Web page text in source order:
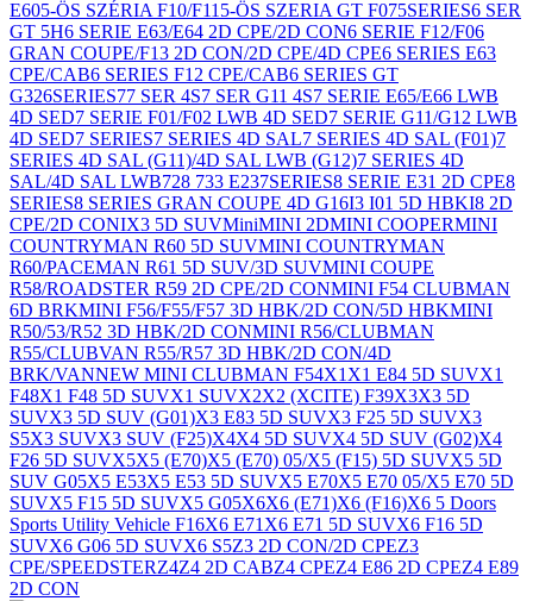
E605-ÖS SZÉRIA F10/F11 5-ÖS SZERIA GT F075SERIES6 SER
GT 5H6 SERIE E63/E64 2D CPE/2D CON6 SERIE F12/F06
GRAN COUPE/F13 2D CON/2D CPE/4D CPE6 SERIES E63
CPE/CAB6 SERIES F12 CPE/CAB6 SERIES GT
G326SERIES77 SER 4S7 SER G11 4S7 SERIE E65/E66 LWB
4D SED7 SERIE F01/F02 LWB 4D SED7 SERIE G11/G12 LWB
4D SED7 SERIES7 SERIES 4D SAL7 SERIES 4D SAL (F01)7
SERIES 4D SAL (G11)/4D SAL LWB (G12)7 SERIES 4D
SAL/4D SAL LWB728 733 E237SERIES8 SERIE E31 2D CPE8
SERIES8 SERIES GRAN COUPE 4D G16I3 I01 5D HBKI8 2D
CPE/2D CONIX3 5D SUVMiniMINI 2DMINI COOPERMINI
COUNTRYMAN R60 5D SUVMINI COUNTRYMAN
R60/PACEMAN R61 5D SUV/3D SUVMINI COUPE
R58/ROADSTER R59 2D CPE/2D CONMINI F54 CLUBMAN
6D BRKMINI F56/F55/F57 3D HBK/2D CON/5D HBKMINI
R50/53/R52 3D HBK/2D CONMINI R56/CLUBMAN
R55/CLUBVAN R55/R57 3D HBK/2D CON/4D
BRK/VANNEW MINI CLUBMAN F54X1 X1 E84 5D SUVX1
F48X1 F48 5D SUVX1 SUVX2X2 (XCITE) F39X3X3 5D
SUVX3 5D SUV (G01)X3 E83 5D SUVX3 F25 5D SUVX3
S5X3 SUVX3 SUV (F25)X4X4 5D SUVX4 5D SUV (G02)X4
F26 5D SUVX5X5 (E70)X5 (E70) 05/X5 (F15) 5D SUVX5 5D
SUV G05X5 E53X5 E53 5D SUVX5 E70X5 E70 05/X5 E70 5D
SUVX5 F15 5D SUVX5 G05X6X6 (E71)X6 (F16)X6 5 Doors
Sports Utility Vehicle F16X6 E71 X6 E71 5D SUVX6 F16 5D
SUVX6 G06 5D SUVX6 S5Z3 2D CON/2D CPEZ3
CPE/SPEEDSTERZ4Z4 2D CABZ4 CPEZ4 E86 2D CPEZ4 E89
2D CON